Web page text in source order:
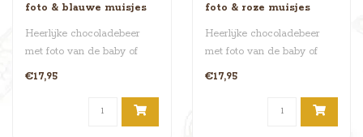
foto & blauwe muisjes
Heerlijke chocoladebeer
met foto van de baby of
€17,95
foto & roze muisjes
Heerlijke chocoladebeer
met foto van de baby of
€17,95